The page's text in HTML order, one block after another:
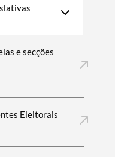
e secções
Eleitorais